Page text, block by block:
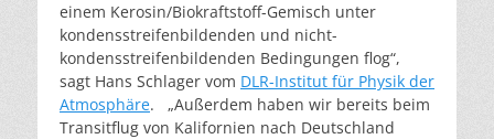
einem Kerosin/Biokraftstoff-Gemisch unter
kondensstreifenbildenden und nicht-
kondensstreifenbildenden Bedingungen flog“,
sagt Hans Schlager vom DLR-Institut für Physik der
Atmosphäre. „Außerdem haben wir bereits beim
Transitflug von Kalifornien nach Deutschland